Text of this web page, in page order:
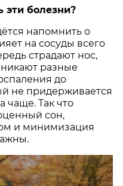
эти болезни?
напомнить о
на сосуды всего
страдают нос,
разные
до
не придерживается
чаще. Так что
сон,
и минимизация